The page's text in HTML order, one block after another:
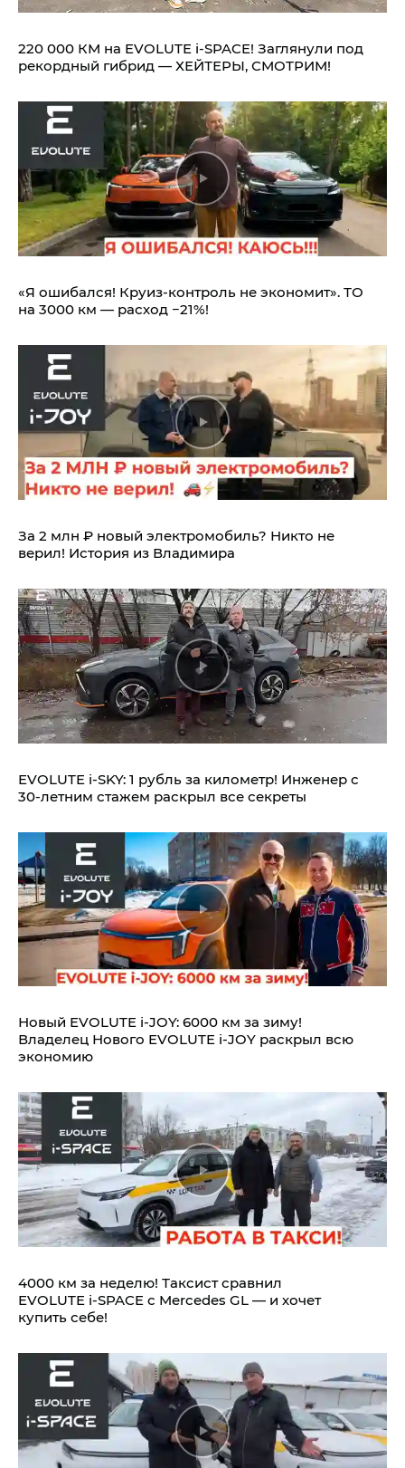
220 000 КМ на EVOLUTE i‑SPACE! Заглянули под
рекордный гибрид — ХЕЙТЕРЫ, СМОТРИМ!
«Я ошибался! Круиз-контроль не экономит». ТО
на 3000 км — расход −21%!
За 2 млн ₽ новый электромобиль? Никто не
верил! История из Владимира
EVOLUTE i‑SKY: 1 рубль за километр! Инженер с
30-летним стажем раскрыл все секреты
Новый EVOLUTE i‑JOY: 6000 км за зиму!
Владелец Нового EVOLUTE i‑JOY раскрыл всю
экономию
4000 км за неделю! Таксист сравнил
EVOLUTE i‑SPACE с Mercedes GL — и хочет
купить себе!